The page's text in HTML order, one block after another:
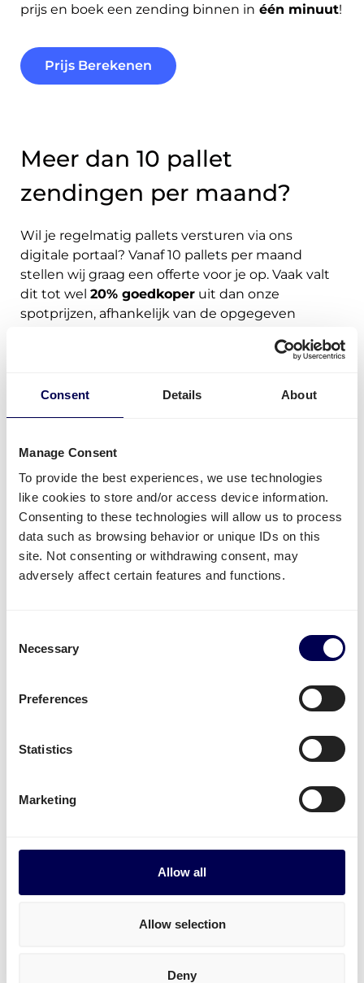
Consent Details About
Manage Consent
To provide the best experiences, we use technologies
like cookies to store and/or access device information.
Consenting to these technologies will allow us to process
data such as browsing behavior or unique IDs on this
site. Not consenting or withdrawing consent, may
adversely affect certain features and functions.
Selection
Necessary
Preferences
Statistics
Marketing
Allow all
Allow selection
Deny
prijs en boek een zending binnen in één minuut!
Prijs Berekenen
Meer dan 10 pallet
zendingen per maand?
Wil je regelmatig pallets versturen via ons
digitale portaal? Vanaf 10 pallets per maand
stellen wij graag een offerte voor je op. Vaak valt
dit tot wel 20% goedkoper uit dan onze
spotprijzen, afhankelijk van de opgegeven
Offerte aanvragen
Deze klanten gingen je
voor in 2021
worden geplaatst?
veilig op een pallet worden geplaatst. Dit is
een vereiste om gebruik te maken van onze
Moet ik extra kosten betalen om gebruik te
maken van Quicargo?
gebruik maken van Quicargo’s portaal. Je zit bij